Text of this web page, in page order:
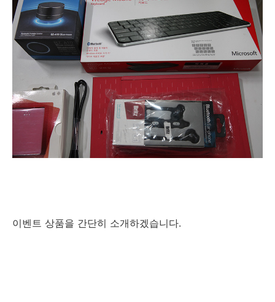
이벤트 상품을 간단히 소개하겠습니다.